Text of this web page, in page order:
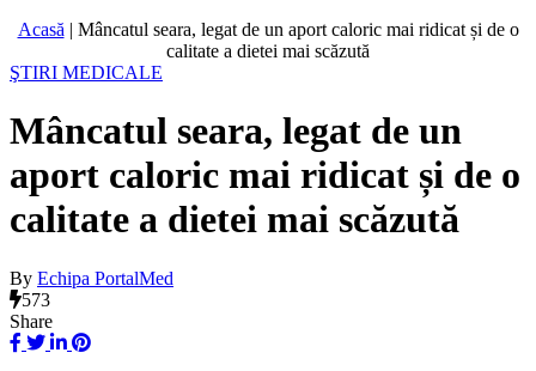
Acasă | Mâncatul seara, legat de un aport caloric mai ridicat și de o
calitate a dietei mai scăzută
ŞTIRI MEDICALE
Mâncatul seara, legat de un
aport caloric mai ridicat și de o
calitate a dietei mai scăzută
By Echipa PortalMed
573
Share